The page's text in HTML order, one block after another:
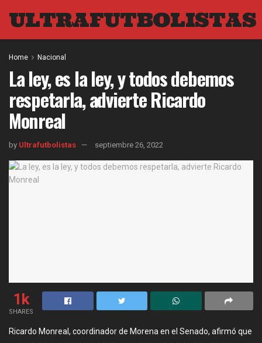
ULTRAFUTBOLISTAS
Home Nacional
La ley, es la ley, y todos debemos
respetarla, advierte Ricardo
Monreal
by Ultrafutbolistas septiembre 26, 2022
1k
SHARES
Ricardo Monreal, coordinador de Morena en el Senado, afirmó que